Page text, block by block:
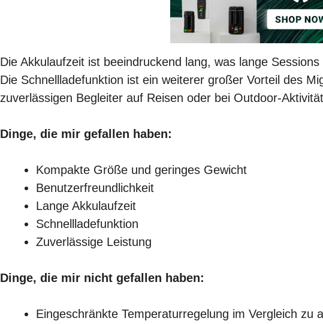
Die Akkulaufzeit ist beeindruckend lang, was lange
Die Schnellladefunktion ist ein weiterer großer Vorteil des
zuverlässigen Begleiter auf Reisen oder bei Outdoor-
Dinge, die mir gefallen haben:
Kompakte Größe und geringes Gewicht
Benutzerfreundlichkeit
Lange Akkulaufzeit
Schnellladefunktion
Zuverlässige Leistung
Dinge, die mir nicht gefallen haben:
Eingeschränkte Temperaturregelung im Vergleich zu